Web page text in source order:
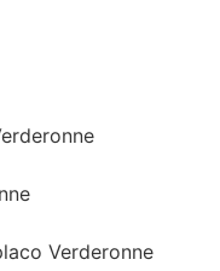
Verderonne